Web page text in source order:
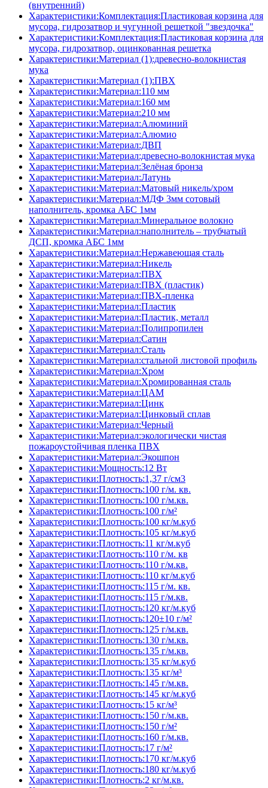
(внутренний)
Характеристики:Комплектация:Пластиковая корзина для
мусора, гидрозатвор и чугунной решеткой "звездочка"
Характеристики:Комплектация:Пластиковая корзина для
мусора, гидрозатвор, оцинкованная решетка
Характеристики:Материал (1):древесно-волокнистая
мука
Характеристики:Материал (1):ПВХ
Характеристики:Материал:110 мм
Характеристики:Материал:160 мм
Характеристики:Материал:210 мм
Характеристики:Материал:Алюминий
Характеристики:Материал:Алюмио
Характеристики:Материал:ДВП
Характеристики:Материал:древесно-волокнистая мука
Характеристики:Материал:Зелёная бронза
Характеристики:Материал:Латунь
Характеристики:Материал:Матовый никель/хром
Характеристики:Материал:МДФ 3мм сотовый
наполнитель, кромка AБC 1мм
Характеристики:Материал:Минеральное волокно
Характеристики:Материал:наполнитель – трубчатый
ДСП, кромка AБC 1мм
Характеристики:Материал:Нержавеющая сталь
Характеристики:Материал:Никель
Характеристики:Материал:ПВХ
Характеристики:Материал:ПВХ (пластик)
Характеристики:Материал:ПВХ-пленка
Характеристики:Материал:Пластик
Характеристики:Материал:Пластик, металл
Характеристики:Материал:Полипропилен
Характеристики:Материал:Сатин
Характеристики:Материал:Сталь
Характеристики:Материал:стальной листовой профиль
Характеристики:Материал:Хром
Характеристики:Материал:Хромированная сталь
Характеристики:Материал:ЦАМ
Характеристики:Материал:Цинк
Характеристики:Материал:Цинковый сплав
Характеристики:Материал:Черный
Характеристики:Материал:экологически чистая
пожароустойчивая пленка ПВХ
Характеристики:Материал:Экошпон
Характеристики:Мощность:12 Вт
Характеристики:Плотность:1,37 г/см3
Характеристики:Плотность:100 г/м. кв.
Характеристики:Плотность:100 г/м.кв.
Характеристики:Плотность:100 г/м²
Характеристики:Плотность:100 кг/м.куб
Характеристики:Плотность:105 кг/м.куб
Характеристики:Плотность:11 кг/м.куб
Характеристики:Плотность:110 г/м. кв
Характеристики:Плотность:110 г/м.кв.
Характеристики:Плотность:110 кг/м.куб
Характеристики:Плотность:115 г/м. кв.
Характеристики:Плотность:115 г/м.кв.
Характеристики:Плотность:120 кг/м.куб
Характеристики:Плотность:120±10 г/м²
Характеристики:Плотность:125 г/м.кв.
Характеристики:Плотность:130 г/м.кв.
Характеристики:Плотность:135 г/м.кв.
Характеристики:Плотность:135 кг/м.куб
Характеристики:Плотность:135 кг/м³
Характеристики:Плотность:145 г/м.кв.
Характеристики:Плотность:145 кг/м.куб
Характеристики:Плотность:15 кг/м³
Характеристики:Плотность:150 г/м.кв.
Характеристики:Плотность:150 г/м²
Характеристики:Плотность:160 г/м.кв.
Характеристики:Плотность:17 г/м²
Характеристики:Плотность:170 кг/м.куб
Характеристики:Плотность:180 кг/м.куб
Характеристики:Плотность:2 кг/м.кв.